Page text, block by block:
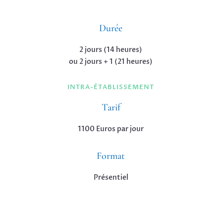
Durée
2 jours (14 heures)
ou 2 jours + 1 (21 heures)
INTRA-ÉTABLISSEMENT
Tarif
1100 Euros par jour
Format
Présentiel